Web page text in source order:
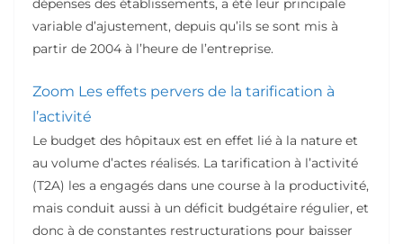
dépenses des établissements, a été leur principale
variable d’ajustement, depuis qu’ils se sont mis à
partir de 2004 à l’heure de l’entreprise.
Zoom Les effets pervers de la tarification à
l’activité
Le budget des hôpitaux est en effet lié à la nature et
au volume d’actes réalisés. La tarification à l’activité
(T2A) les a engagés dans une course à la productivité,
mais conduit aussi à un déficit budgétaire régulier, et
donc à de constantes restructurations pour baisser